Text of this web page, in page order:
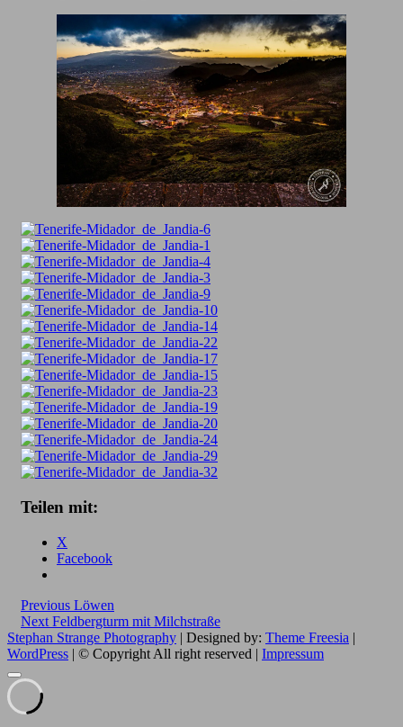
Teilen mit:
X
Facebook
Beitragsnavigation
Previous Previous
post:
Löwen
Next Next
post:
Feldbergturm mit Milchstraße
Stephan Strange Photography | Designed by: Theme Freesia |
WordPress | © Copyright All right reserved | Impressum